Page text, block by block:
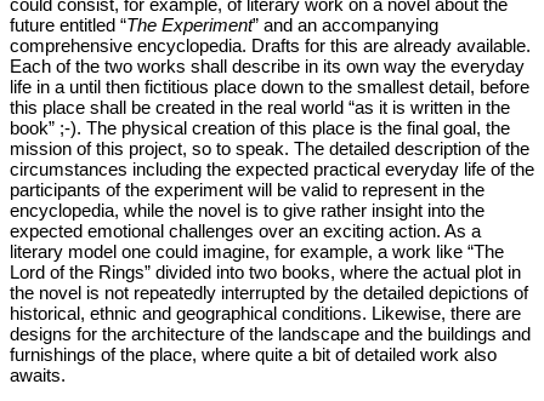
future entitled “The Experiment” and an accompanying
comprehensive encyclopedia. Drafts for this are already available.
Each of the two works shall describe in its own way the everyday
life in a until then fictitious place down to the smallest detail, before
this place shall be created in the real world “as it is written in the
book” ;-). The physical creation of this place is the final goal, the
mission of this project, so to speak. The detailed description of the
circumstances including the expected practical everyday life of the
participants of the experiment will be valid to represent in the
encyclopedia, while the novel is to give rather insight into the
expected emotional challenges over an exciting action. As a
literary model one could imagine, for example, a work like “The
Lord of the Rings” divided into two books, where the actual plot in
the novel is not repeatedly interrupted by the detailed depictions of
historical, ethnic and geographical conditions. Likewise, there are
designs for the architecture of the landscape and the buildings and
furnishings of the place, where quite a bit of detailed work also
awaits.